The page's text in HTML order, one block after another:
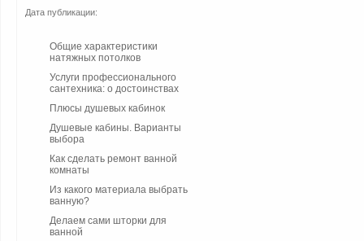
Дата публикации:
Общие характеристики
натяжных потолков
Услуги профессионального
сантехника: о достоинствах
Плюсы душевых кабинок
Душевые кабины. Варианты
выбора
Как сделать ремонт ванной
комнаты
Из какого материала выбрать
ванную?
Делаем сами шторки для
ванной